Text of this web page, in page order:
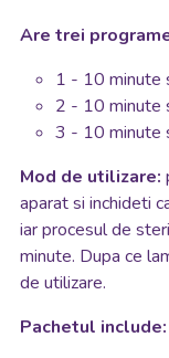
Are trei
1 - 10 minute
2 - 10 minute
3 - 10 minute
Mod de utilizare:
aparat si inchideti
iar procesul de
minute. Dupa ce
de utilizare.
Pachetul include: